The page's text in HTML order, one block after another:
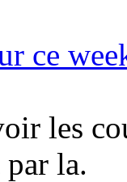
ce
les
par la.